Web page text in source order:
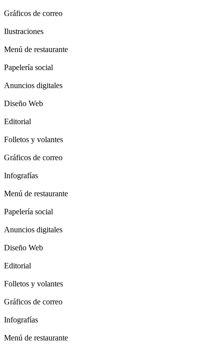
Gráficos de correo
Ilustraciones
Menú de restaurante
Papelería social
Anuncios digitales
Diseño Web
Editorial
Folletos y volantes
Gráficos de correo
Infografías
Menú de restaurante
Papelería social
Anuncios digitales
Diseño Web
Editorial
Folletos y volantes
Gráficos de correo
Infografías
Menú de restaurante